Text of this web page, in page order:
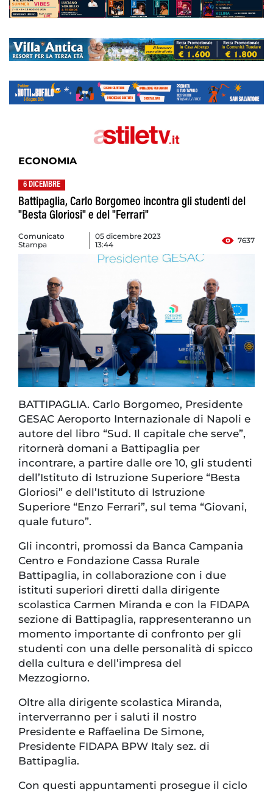
ECONOMIA
6 DICEMBRE
Battipaglia, Carlo Borgomeo incontra gli studenti del
"Besta Gloriosi" e del "Ferrari"
Comunicato
Stampa
05 dicembre 2023
13:44
7637
BATTIPAGLIA. Carlo Borgomeo, Presidente
GESAC Aeroporto Internazionale di Napoli e
autore del libro “Sud. Il capitale che serve”,
ritornerà domani a Battipaglia per
incontrare, a partire dalle ore 10, gli studenti
dell’Istituto di Istruzione Superiore “Besta
Gloriosi” e dell’Istituto di Istruzione
Superiore “Enzo Ferrari”, sul tema “Giovani,
quale futuro”.
Gli incontri, promossi da Banca Campania
Centro e Fondazione Cassa Rurale
Battipaglia, in collaborazione con i due
istituti superiori diretti dalla dirigente
scolastica Carmen Miranda e con la FIDAPA
sezione di Battipaglia, rappresenteranno un
momento importante di confronto per gli
studenti con una delle personalità di spicco
della cultura e dell’impresa del
Mezzogiorno.
Oltre alla dirigente scolastica Miranda,
interverranno per i saluti il nostro
Presidente e Raffaelina De Simone,
Presidente FIDAPA BPW Italy sez. di
Battipaglia.
Con questi appuntamenti prosegue il ciclo